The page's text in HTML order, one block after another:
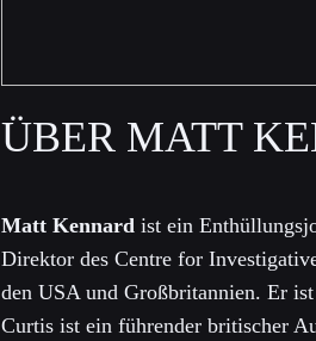
ÜBER MATT
Matt Kennard ist ein
Direktor des Centre for
den USA und Großbritannien. Er
Curtis ist ein führender britischer